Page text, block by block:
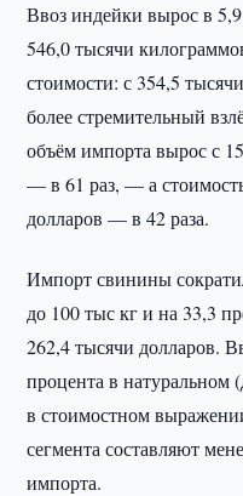
Ввоз индейки вырос в
546,0 тысячи
стоимости: с 354,5
более стремительный
объём импорта вырос с
— в 61 раз, — а
долларов — в 42 раза.
Импорт свинины
до 100 тыс кг и на 33,3
262,4 тысячи долларов.
процента в натуральном
в стоимостном
сегмента составляют
импорта.